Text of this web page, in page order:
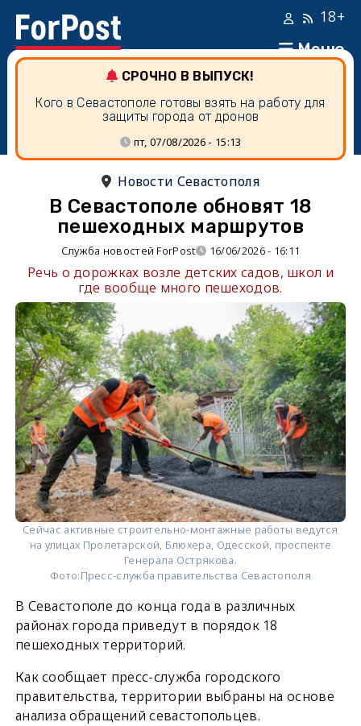
Меню
18+
СРОЧНО В ВЫПУСК!
Кого в Севастополе готовы взять на работу для
защиты города от дронов
пт, 07/08/2026 - 15:13
Новости Севастополя
В Севастополе обновят 18
пешеходных маршрутов
Служба новостей ForPost 16/06/2026 - 16:11
Речь о дорожках возле детских садов, школ и
где вообще много пешеходов.
Сейчас активные строительно-монтажные работы ведутся
на улицах Пролетарской, Блюхера, Одесской, проспекте
Генерала Острякова.
Фото:Пресс-служба правительства Севастополя
В Севастополе до конца года в различных
районах города приведут в порядок 18
пешеходных территорий.
Как сообщает пресс-служба городского
правительства, территории выбраны на основе
анализа обращений севастопольцев.